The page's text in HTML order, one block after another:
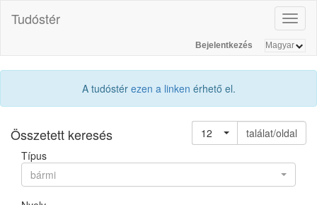
Tudóstér
Bejelentkezés
A tudóstér ezen a linken érhető el.
Összetett keresés 12
találat/oldal
Típus
bármi